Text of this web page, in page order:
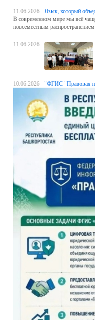
11.06.2026
Язык, который
В современном мире мы всё
повсеместным распространением
11.06.2026
10.06.2026 "ФГИС "Правовая